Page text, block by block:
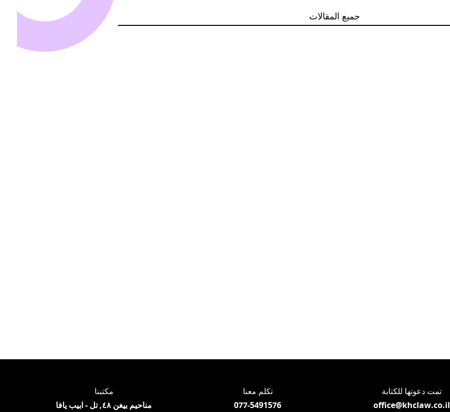
جميع المقالات
تمت دعوتها للكتابة
office@khclaw.co.il
تكلم معنا
077-5491576
مكتبنا
مناحيم بيغن ٤٨, تل - ابيب يافا